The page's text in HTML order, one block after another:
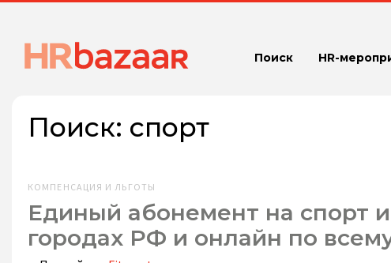
Поиск HR-
Поиск: спорт
КОМПЕНСАЦИЯ И ЛЬГОТЫ
Единый абонемент на спорт
городах РФ и онлайн по